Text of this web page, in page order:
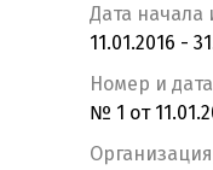
Дата начала
11.01.2016 -
Номер и
№ 1 от